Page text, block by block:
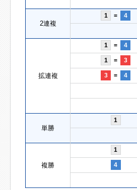
2連複
1 = 4
拡連複
1 = 4
1 = 3
3 = 4
単勝
1
複勝
1
4